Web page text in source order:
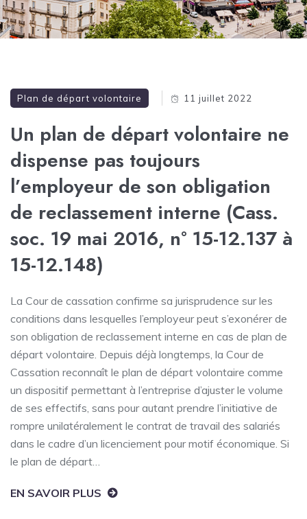
Plan de départ volontaire 11 juillet 2022
Un plan de départ volontaire ne
dispense pas toujours
l’employeur de son obligation
de reclassement interne (Cass.
soc. 19 mai 2016, n° 15-12.137 à
15-12.148)
La Cour de cassation confirme sa jurisprudence sur les
conditions dans lesquelles l’employeur peut s’exonérer de
son obligation de reclassement interne en cas de plan de
départ volontaire. Depuis déjà longtemps, la Cour de
Cassation reconnaît le plan de départ volontaire comme
un dispositif permettant à l’entreprise d’ajuster le volume
de ses effectifs, sans pour autant prendre l’initiative de
rompre unilatéralement le contrat de travail des salariés
dans le cadre d’un licenciement pour motif économique. Si
le plan de départ…
EN SAVOIR PLUS